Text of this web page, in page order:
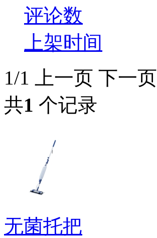
评论数
上架时间
1/1
上一页 下一页
共1 个记录
无菌托把